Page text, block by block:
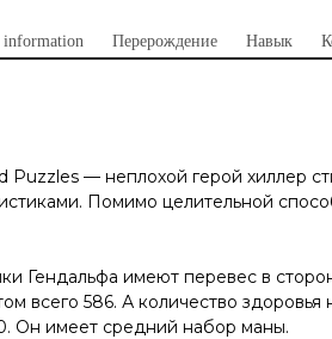
Перерождение Навык
Puzzles — неплохой герой хиллер
Помимо целительной
Гендальфа имеют перевес в
всего 586. А количество здоровья
Он имеет средний набор маны.